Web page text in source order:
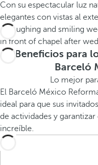
Con su espectacular luz
elegantes con vistas al
Beneficios para
Barceló
Lo mejor
El Barceló México
ideal para que sus
de actividades y
increíble.